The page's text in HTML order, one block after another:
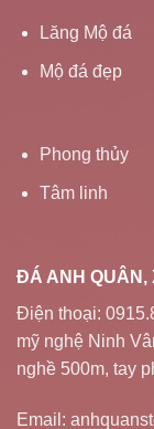
Lăng Mộ đá
Mộ đá đẹp
Phong thủy
Tâm linh
ĐÁ ANH QUÂN,
Điện thoại:
mỹ nghệ Ninh
nghề 500m, tay
Email: